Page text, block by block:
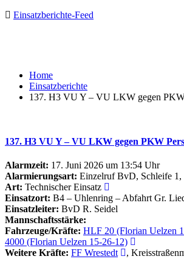
Einsatzberichte-Feed
Home
Einsatzberichte
137. H3 VU Y – VU LKW gegen
137. H3 VU Y – VU LKW gegen PKW
Alarmzeit: 17. Juni 2026 um 13:54 Uhr
Alarmierungsart: Einzelruf BvD, Schleife 1,
Art: Technischer Einsatz
Einsatzort: B4 – Uhlenring – Abfahrt Gr.
Einsatzleiter: BvD R. Seidel
Mannschaftsstärke:
Fahrzeuge/Kräfte: HLF 20 (Florian Uelzen
4000 (Florian Uelzen 15-26-12)
Weitere Kräfte: FF Wrestedt ,